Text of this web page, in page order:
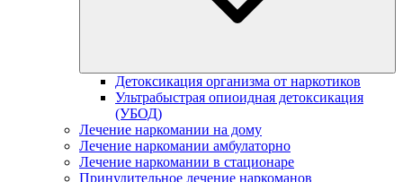
Детоксикация организма от наркотиков
Ультрабыстрая опиоидная детоксикация
(УБОД)
Лечение наркомании на дому
Лечение наркомании амбулаторно
Лечение наркомании в стационаре
Принудительное лечение наркоманов